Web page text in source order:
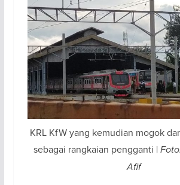
KRL KfW yang kemudian mogok
sebagai rangkaian pengganti |
Afif